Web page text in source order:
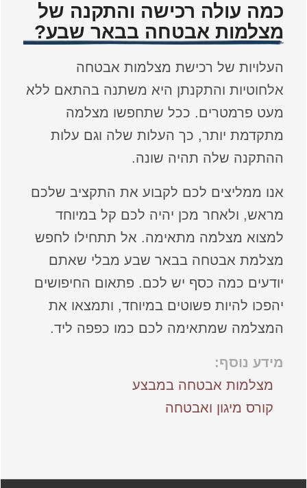
כמה עולה רכישה והתקנה של
מצלמות אבטחה בבאר שבע?
העלויות של רכישת מצלמות אבטחה
אלחוטיות והתקנתן היא משתנה בהתאם ללא
מעט פרמטרים. ככל שתחפשו מצלמה
מתקדמת יותר, כך העלות שלה וגם עלות
ההתקנה שלה תהיה שונה.
אנו ממליצים לכם לקבוע את התקציב שלכם
מראש, ולאחר מכן יהיה לכם קל במיוחד
למצוא מצלמה מתאימה. אל תתחילו לחפש
מצלמת אבטחה בבאר שבע מבלי שאתם
יודעים כמה כסף יש לכם. פתאום החיפושים
יהפכו להיות פשוטים במיוחד, ותמצאו את
המצלמה שמתאימה לכם כמו כפפה ליד.
מידע נוסף:
מצלמות אבטחה במבצע
קורס מיגון ואבטחה